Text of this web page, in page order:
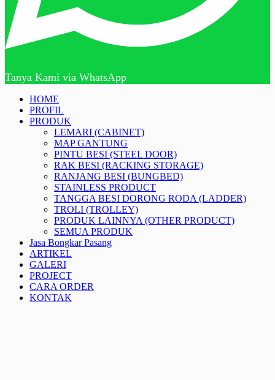
Tanya Kami via WhatsApp
HOME
PROFIL
PRODUK
LEMARI (CABINET)
MAP GANTUNG
PINTU BESI (STEEL DOOR)
RAK BESI (RACKING STORAGE)
RANJANG BESI (BUNGBED)
STAINLESS PRODUCT
TANGGA BESI DORONG RODA (LADDER)
TROLI (TROLLEY)
PRODUK LAINNYA (OTHER PRODUCT)
SEMUA PRODUK
Jasa Bongkar Pasang
ARTIKEL
GALERI
PROJECT
CARA ORDER
KONTAK